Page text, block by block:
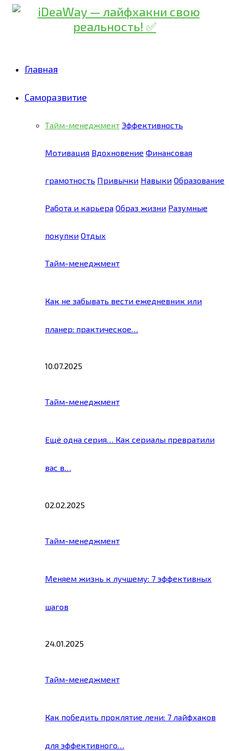
Главная
Саморазвитие
Тайм-менеджмент Эффективность
Мотивация Вдохновение Финансовая
грамотность Привычки Навыки Образование
Работа и карьера Образ жизни Разумные
покупки Отдых
Тайм-менеджмент
Как не забывать вести ежедневник или
планер: практическое…
10.07.2025
Тайм-менеджмент
Ещё одна серия… Как сериалы превратили
вас в…
02.02.2025
Тайм-менеджмент
Меняем жизнь к лучшему: 7 эффективных
шагов
24.01.2025
Тайм-менеджмент
Как победить проклятие лени: 7 лайфхаков
для эффективного…